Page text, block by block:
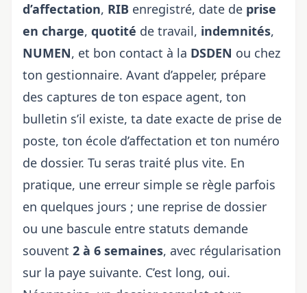
d’affectation, RIB enregistré, date de prise
en charge, quotité de travail, indemnités,
NUMEN, et bon contact à la DSDEN ou chez
ton gestionnaire. Avant d’appeler, prépare
des captures de ton espace agent, ton
bulletin s’il existe, ta date exacte de prise de
poste, ton école d’affectation et ton numéro
de dossier. Tu seras traité plus vite. En
pratique, une erreur simple se règle parfois
en quelques jours ; une reprise de dossier
ou une bascule entre statuts demande
souvent 2 à 6 semaines, avec régularisation
sur la paye suivante. C’est long, oui.